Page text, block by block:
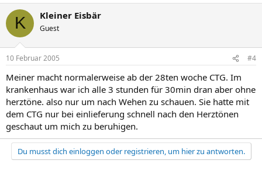
K Kleiner Eisbär
Guest
10 Februar 2005 #4
Meiner macht normalerweise ab der 28ten woche CTG. Im
krankenhaus war ich alle 3 stunden für 30min dran aber ohne
herztöne. also nur um nach Wehen zu schauen. Sie hatte mit
dem CTG nur bei einlieferung schnell nach den Herztönen
geschaut um mich zu beruhigen.
Du musst dich einloggen oder registrieren, um hier zu antworten.